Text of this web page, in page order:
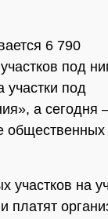
6 790
под
участки под
а сегодня
общественных
участков на
платят